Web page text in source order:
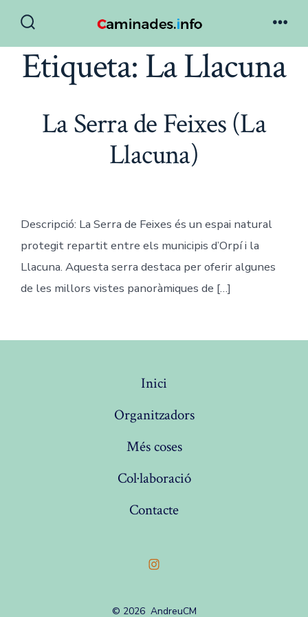
contentToggle
Etiqueta:La Llacuna
La Serra de Feixes (La
Llacuna)
Descripció: La Serra de Feixes és un espai natural
protegit repartit entre els municipis d’Orpí i la
Llacuna. Aquesta serra destaca per oferir algunes
de les millors vistes panoràmiques de […]
Inici
Organitzadors
Més coses
Col·laboració
Contacte
Open
© 2026 AndreuCM